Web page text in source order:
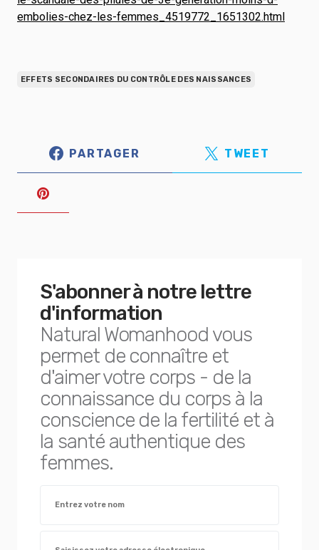
embolies-chez-les-femmes_4519772_1651302.html
EFFETS SECONDAIRES DU CONTRÔLE DES NAISSANCES
PARTAGER TWEET
S'abonner à notre lettre
d'information
Natural Womanhood vous
permet de connaître et
d'aimer votre corps - de la
connaissance du corps à la
conscience de la fertilité et à
la santé authentique des
femmes.